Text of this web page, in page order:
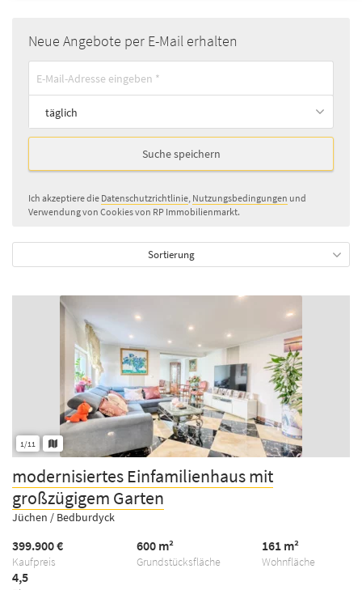
Neue Angebote per E-Mail erhalten
täglich
Suche speichern
Ich akzeptiere die Datenschutzrichtlinie, Nutzungsbedingungen und
Verwendung von Cookies von RP Immobilienmarkt.
Sortierung
1/11
modernisiertes Einfamilienhaus mit
großzügigem Garten
Jüchen / Bedburdyck
Kaufpreis
399.900 €
Grundstücksfläche
600 m²
Wohnfläche
161 m²
4,5